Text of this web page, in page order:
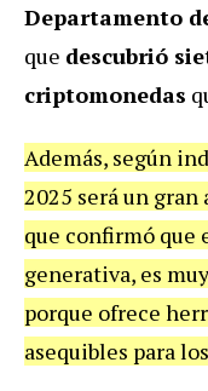
Departamento
que descubrió
criptomonedas
Además, según
2025 será un gran
que confirmó que
generativa, es
porque ofrece
asequibles para